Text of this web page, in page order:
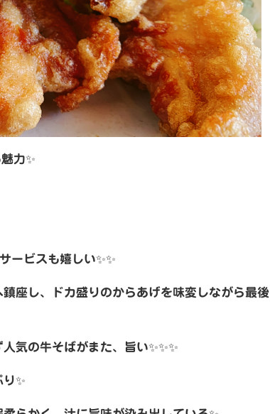
力✨
ービスも嬉しい✨✨
座し、ドカ盛りのからあげを味変しながら最後
気の牛そばがまた、旨い✨✨✨
✨